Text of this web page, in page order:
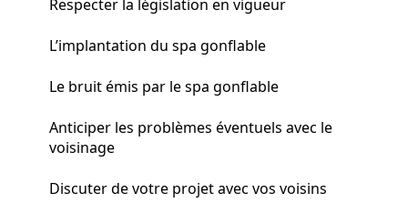
Respecter la législation en vigueur
L’implantation du spa gonflable
Le bruit émis par le spa gonflable
Anticiper les problèmes éventuels avec le
voisinage
Discuter de votre projet avec vos voisins